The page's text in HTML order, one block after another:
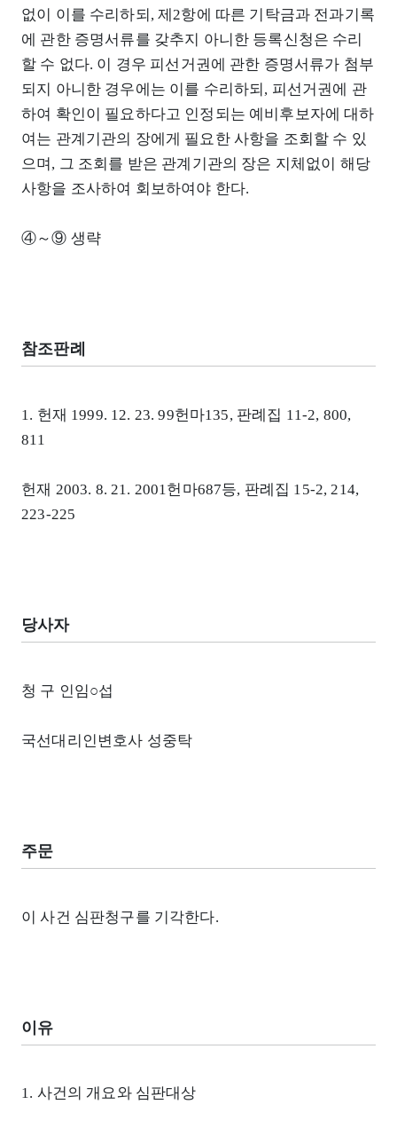
없이 이를 수리하되, 제2항에 따른 기탁금과 전과기록
에 관한 증명서류를 갖추지 아니한 등록신청은 수리
할 수 없다. 이 경우 피선거권에 관한 증명서류가 첨부
되지 아니한 경우에는 이를 수리하되, 피선거권에 관
하여 확인이 필요하다고 인정되는 예비후보자에 대하
여는 관계기관의 장에게 필요한 사항을 조회할 수 있
으며, 그 조회를 받은 관계기관의 장은 지체없이 해당
사항을 조사하여 회보하여야 한다.
④～⑨ 생략
참조판례
1. 헌재 1999. 12. 23. 99헌마135, 판례집 11-2, 800,
811
헌재 2003. 8. 21. 2001헌마687등, 판례집 15-2, 214,
223-225
당사자
청 구 인임○섭
국선대리인변호사 성중탁
주문
이 사건 심판청구를 기각한다.
이유
1. 사건의 개요와 심판대상